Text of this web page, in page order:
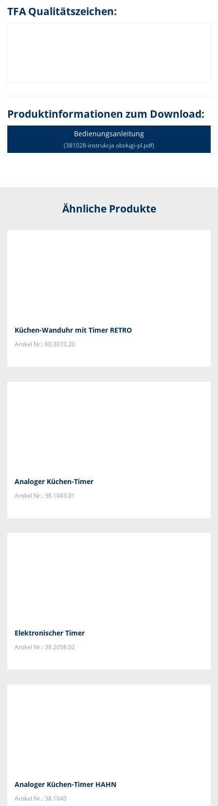
TFA Qualitätszeichen:
Produktinformationen zum Download:
Bedienungsanleitung
(381028-instrukcja obsługi-pl.pdf)
Ähnliche Produkte
Küchen-Wanduhr mit Timer RETRO
Artikel Nr.: 60.3073.20
Analoger Küchen-Timer
Artikel Nr.: 38.1043.01
Elektronischer Timer
Artikel Nr.: 38.2058.02
Analoger Küchen-Timer HAHN
Artikel Nr.: 38.1040